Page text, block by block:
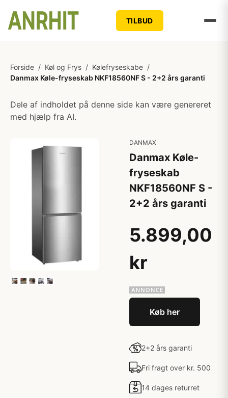
TILBUD
Forside / Køl og Frys / Kølefryseskabe /
Danmax Køle-fryseskab NKF18560NF S - 2+2 års garanti
Dele af indholdet på denne side kan være genereret
med hjælp fra AI.
DANMAX
Danmax Køle-
fryseskab
NKF18560NF S -
2+2 års garanti
5.899,00
kr
Køb her
2+2 års garanti
Fri fragt over kr. 500
14 dages returret